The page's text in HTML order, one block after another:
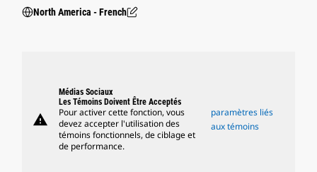
North America - French
warning
Médias Sociaux
Les Témoins Doivent Être Acceptés
Pour activer cette fonction, vous
devez accepter l'utilisation des
témoins fonctionnels, de ciblage et
de performance.
paramètres liés
aux témoins